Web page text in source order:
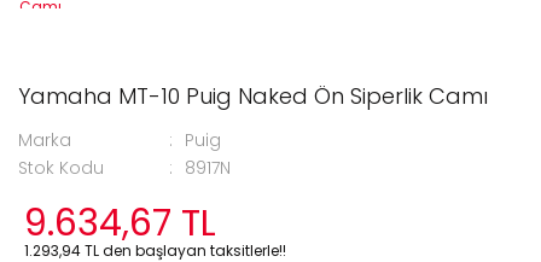
Yamaha MT-10 Puig Naked Ön Siperlik Camı
Marka
Puig
Stok Kodu
8917N
9.634,67 TL
1.293,94 TL den başlayan taksitlerle!!